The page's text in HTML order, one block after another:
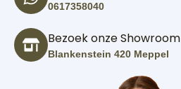
0617358040
Bezoek onze Showroom
Blankenstein 420 Meppel